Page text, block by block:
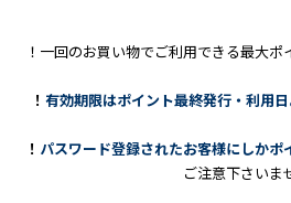
！一回のお買い物でご利用できる最大ポ
！ 有効期限はポイント最終発行・利用
！ パスワード登録されたお客様にしかポ
ご注意下さいま